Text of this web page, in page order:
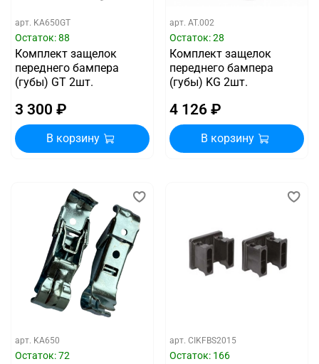
арт. KA650GT
Остаток: 88
Комплект защелок
переднего бампера
(губы) GT 2шт.
3 300 ₽
В корзину
арт. AT.002
Остаток: 28
Комплект защелок
переднего бампера
(губы) KG 2шт.
4 126 ₽
В корзину
арт. KA650
Остаток: 72
арт. CIKFBS2015
Остаток: 166